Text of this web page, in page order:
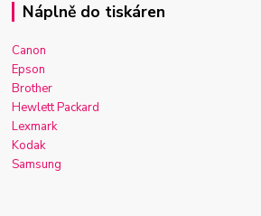
Náplně do tiskáren
Canon
Epson
Brother
Hewlett Packard
Lexmark
Kodak
Samsung